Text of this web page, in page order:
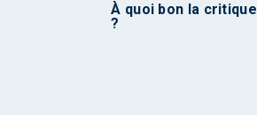
À quoi bon la critique
?